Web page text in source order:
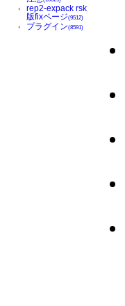
rep2-expack rsk
版fixページ(9512)
プラグイン(8591)